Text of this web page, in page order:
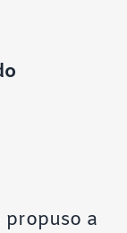
propuso a